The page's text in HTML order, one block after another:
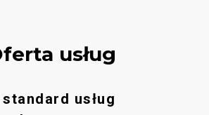
usług
usług